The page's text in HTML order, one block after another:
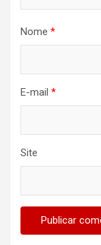
Nome *
E-mail *
Site